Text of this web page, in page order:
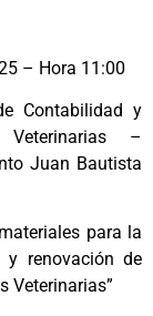
– Hora 11:00
Contabilidad y
Veterinarias –
Juan Bautista
para la
y renovación de
Veterinarias”